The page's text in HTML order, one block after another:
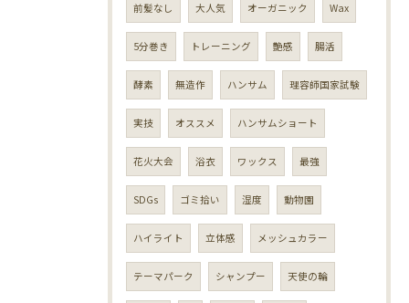
前髪なし 大人気 オーガニック Wax
5分巻き トレーニング 艶感 腸活
酵素 無造作 ハンサム 理容師国家試験
実技 オススメ ハンサムショート
花火大会 浴衣 ワックス 最強
SDGs ゴミ拾い 湿度 動物園
ハイライト 立体感 メッシュカラー
テーマパーク シャンプー 天使の輪